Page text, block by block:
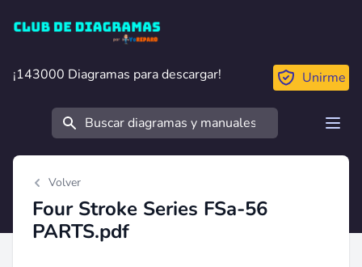
Club de Diagramas
¡143000 Diagramas para descargar!
¡143000 Diagramas para descargar! Unirme
Buscar
Volver
Four Stroke Series FSa-56
PARTS.pdf